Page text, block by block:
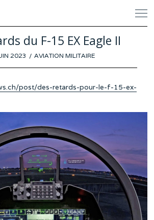
du F-15 EX Eagle II
2023 17AVIATION MILITAIRE
post/des-retards-pour-le-f-15-ex-